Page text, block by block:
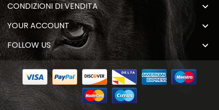
CONDIZIONI DI VENDITA 
YOUR ACCOUNT 
FOLLOW US 